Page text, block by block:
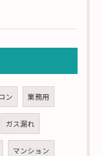
ン 業務用
ガス漏れ
マンション